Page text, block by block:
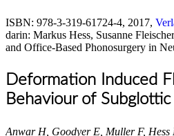
ISBN: 978-3-319-61724-4, 2017,
darin: Markus Hess, Susanne
and Office-Based Phonosurgery in
Deformation Induced
Behaviour of
Anwar H, Goodyer E, Muller F,